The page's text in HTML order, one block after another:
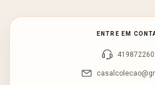
ENTRE EM